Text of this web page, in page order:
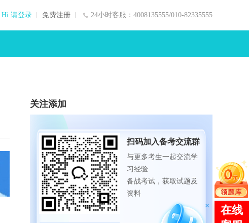
24小时客服：4008135555/010-82335555
Hi 请登录 免费注册
关注添加
扫码加入备考交流群
与更多考生一起交流学
习经验
备战考试，获取试题及
资料